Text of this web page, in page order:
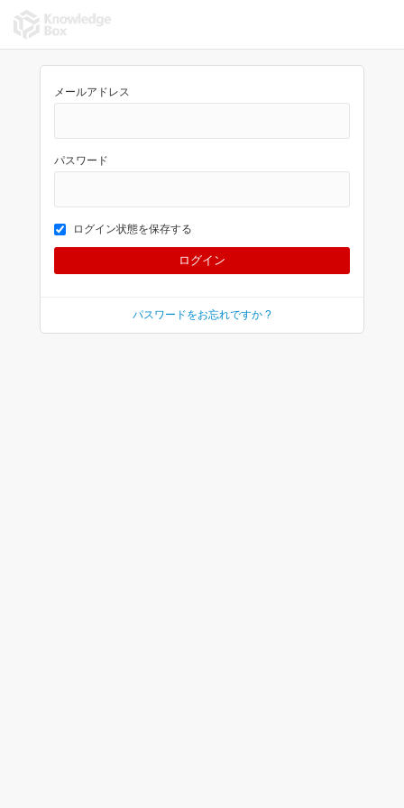
メールアドレス
パスワード
ログイン状態を保存する
パスワードをお忘れですか ?